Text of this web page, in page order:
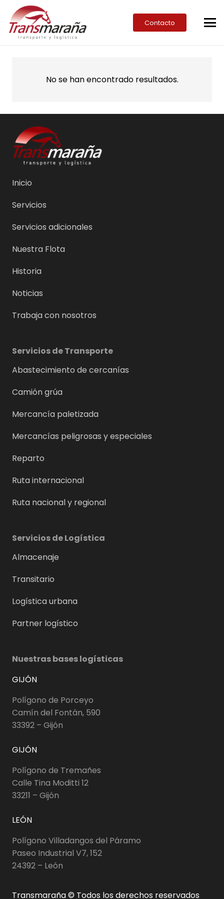
Contacto
No se han encontrado resultados.
Inicio
Servicios
Servicios adicionales
Nuestra Flota
Historia
Noticias
Trabaja con nosotros
Servicios de Transporte
Abastecimiento de cercanías
Camión grúa
Mercancía paletizada
Mercancías peligrosas y especiales
Reparto
Ruta internacional
Ruta nacional y regional
Servicios de Logística
Almacenaje
Transitario
Logística urbana
Partner logístico
Nuestras bases logísticas
GIJÓN
Polígono de Porceyo
Camín del Fontán, 590
33392 – Gijón
GIJÓN
Polígono de Tremañes
Calle Tina Moditti 12
33211 – Gijón
LEÓN
Polígono Villadangos del Páramo
Paseo Industrial V7, 152
24392 – León
Transmaraña © Todos los derechos reservados